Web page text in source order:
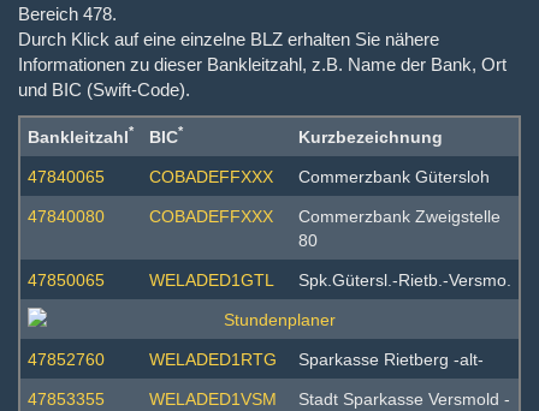
Bereich 478.
Durch Klick auf eine einzelne BLZ erhalten Sie nähere
Informationen zu dieser Bankleitzahl, z.B. Name der Bank, Ort
und BIC (Swift-Code).
Bankleitzahl* BIC* Kurzbezeichnung
47840065 COBADEFFXXX Commerzbank Gütersloh
47840080 COBADEFFXXX
Commerzbank Zweigstelle
80
47850065 WELADED1GTL Spk.Gütersl.-Rietb.-Versmo.
47852760 WELADED1RTG Sparkasse Rietberg -alt-
47853355 WELADED1VSM
Stadt Sparkasse Versmold -